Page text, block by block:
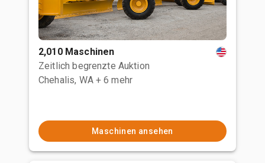
2,010 Maschinen
Zeitlich begrenzte Auktion
Chehalis, WA + 6 mehr
Maschinen ansehen